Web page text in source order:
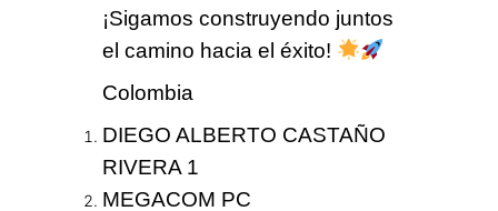
¡Sigamos construyendo juntos
el camino hacia el éxito!
Colombia
DIEGO ALBERTO CASTAÑO
RIVERA 1
MEGACOM PC